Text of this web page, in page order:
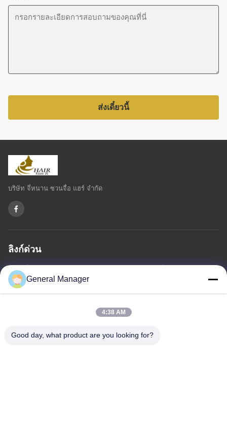
ส่งเดี๋ยวนี้
บริษัท จี่หนาน ซวนจื่อ แฮร์ จำกัด
ลิงก์ด่วน
บ้าน
แผนผังเว็บไซต์
ที่อยู่: ถนน Xingfu เขต Licheng เมือง Jinan จังหวัดชานดง
General Manager
4:38 AM
Good day, what product are you looking for?